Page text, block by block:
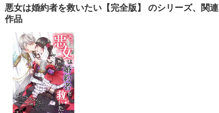
悪女は婚約者を救いたい【完全版】 のシリーズ、関連
作品